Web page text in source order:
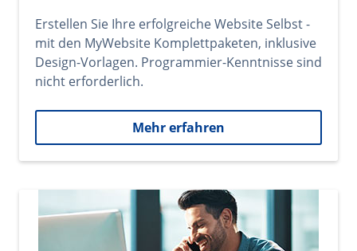
Erstellen Sie Ihre erfolgreiche Website Selbst -
mit den MyWebsite Komplettpaketen, inklusive
Design-Vorlagen. Programmier-Kenntnisse sind
nicht erforderlich.
Mehr erfahren